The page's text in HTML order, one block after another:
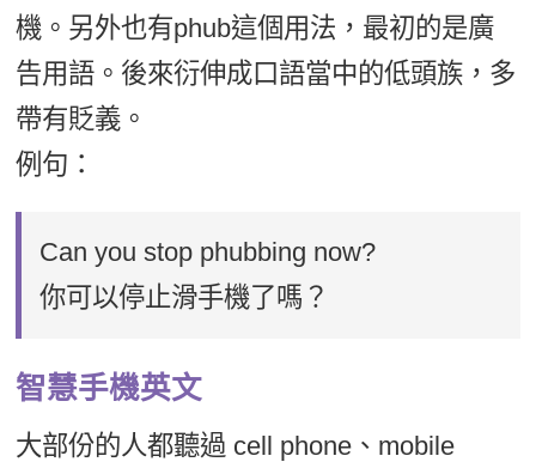
機。另外也有phub這個用法，最初的是廣
告用語。後來衍伸成口語當中的低頭族，多
帶有貶義。
例句：
Can you stop phubbing now?
你可以停止滑手機了嗎？
智慧手機英文
大部份的人都聽過 cell phone、mobile